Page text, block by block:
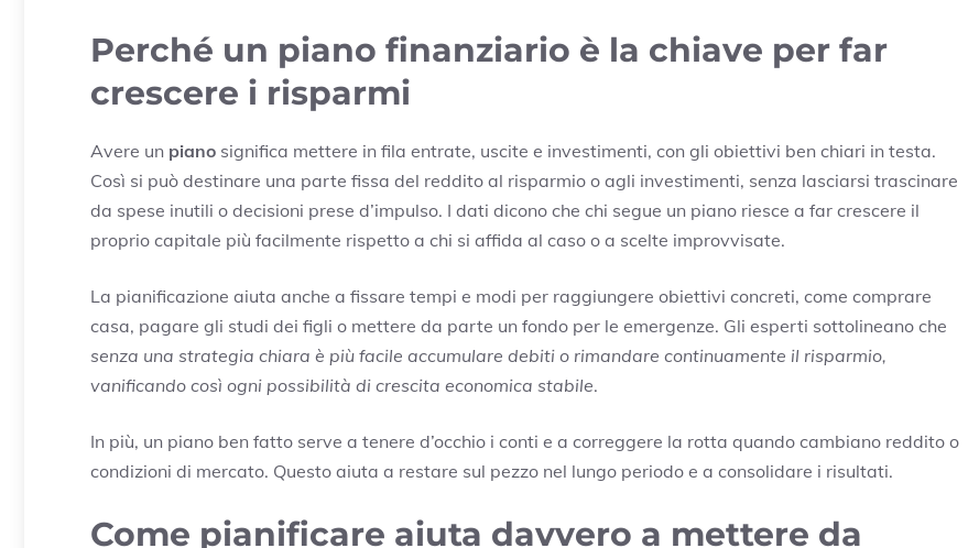
Perché un piano finanziario è la chiave per far
crescere i risparmi
Avere un piano significa mettere in fila entrate, uscite e investimenti, con gli obiettivi ben chiari in testa.
Così si può destinare una parte fissa del reddito al risparmio o agli investimenti, senza lasciarsi trascinare
da spese inutili o decisioni prese d’impulso. I dati dicono che chi segue un piano riesce a far crescere il
proprio capitale più facilmente rispetto a chi si affida al caso o a scelte improvvisate.
La pianificazione aiuta anche a fissare tempi e modi per raggiungere obiettivi concreti, come comprare
casa, pagare gli studi dei figli o mettere da parte un fondo per le emergenze. Gli esperti sottolineano che
senza una strategia chiara è più facile accumulare debiti o rimandare continuamente il risparmio,
vanificando così ogni possibilità di crescita economica stabile.
In più, un piano ben fatto serve a tenere d’occhio i conti e a correggere la rotta quando cambiano reddito o
condizioni di mercato. Questo aiuta a restare sul pezzo nel lungo periodo e a consolidare i risultati.
Come pianificare aiuta davvero a mettere da